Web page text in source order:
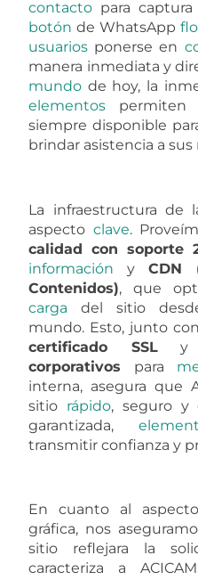
contacto para
botón de WhatsApp
usuarios ponerse en
manera inmediata y
mundo de hoy, la
elementos permiten
siempre disponible
brindar asistencia a
La infraestructura de
aspecto clave.
calidad con soporte
información y CDN
Contenidos), que
carga del sitio
mundo. Esto, junto
certificado SSLy
corporativos para
interna, asegura que
sitio rápido, seguro y
garantizada,
transmitir confianza y
En cuanto al
gráfica, nos
sitio reflejara la
caracteriza a